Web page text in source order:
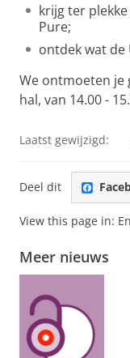
krijg ter
Pure;
ontdek wat de
We ontmoeten je
hal, van 14.00 -
Laatst gewijzigd:
Deel dit
View this page in:
Meer nieuws